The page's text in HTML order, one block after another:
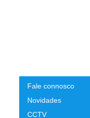
Fale connosco
Novidades
CCTV